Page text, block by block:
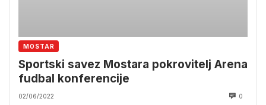
MOSTAR
Sportski savez Mostara pokrovitelj Arena
fudbal konferencije
02/06/2022 0